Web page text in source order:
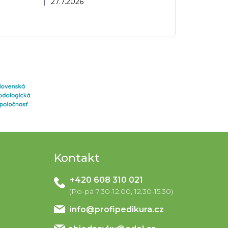
Kontakt
info@profipedikura.cz
+420 608 310 021